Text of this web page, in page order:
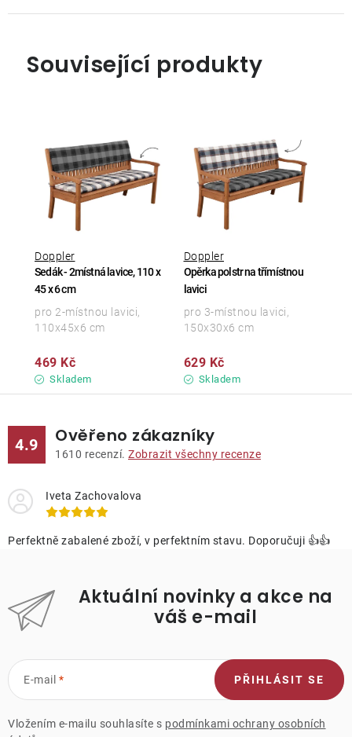
Související produkty
Sedák - 2místná lavice, 110 x
45 x 6 cm
Doppler
Skladem
469 Kč
pro 2-místnou lavici,
110x45x6 cm
Opěrka polstr na třímístnou
lavici
Doppler
Skladem
629 Kč
pro 3-místnou lavici,
150x30x6 cm
4.9 Ověřeno zákazníky
1610 recenzí. Zobrazit všechny recenze
Iveta Zachovalova
Perfektně zabalené zboží, v perfektním stavu. Doporučuji 👍👍
Aktuální novinky a akce na
váš e-mail
E-mail
Vložením e-mailu souhlasíte s podmínkami ochrany osobních
PŘIHLÁSIT SE